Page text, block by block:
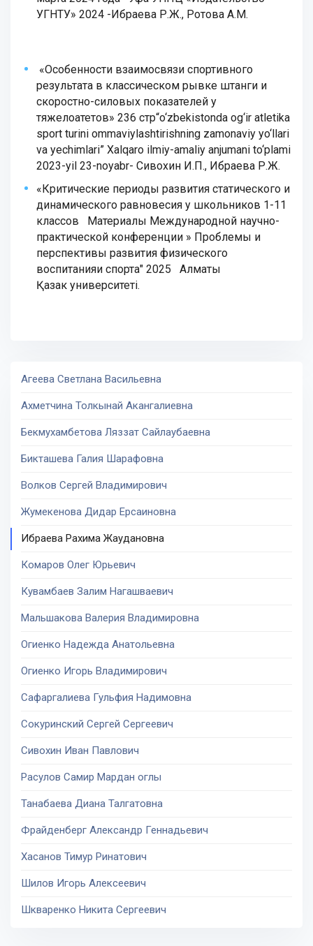
УГНТУ» 2024 -Ибраева Р.Ж., Ротова А.М.
«Особенности взаимосвязи спортивного
результата в классическом рывке штанги и
скоростно-силовых показателей у
тяжелоатетов» 236 стр“o‘zbekistonda og‘ir atletika
sport turini ommaviylashtirishning zamonaviy yo‘llari
va yechimlari” Xalqaro ilmiy-amaliy anjumani to‘plami
2023-yil 23-noyabr- Сивохин И.П., Ибраева Р.Ж.
«Критические периоды развития статического и
динамического равновесия у школьников 1-11
классов Материалы Международной научно-
практической конференции » Проблемы и
перспективы развития физического
воспитанияи спорта" 2025 Алматы
Қазак университеті.
Агеева Светлана Васильевна
Ахметчина Толкынай Акангалиевна
Бекмухамбетова Ляззат Сайлаубаевна
Бикташева Галия Шарафовна
Волков Сергей Владимирович
Жумекенова Дидар Ерсаиновна
Ибраева Рахима Жаудановна
Комаров Олег Юрьевич
Кувамбаев Залим Нагашваевич
Мальшакова Валерия Владимировна
Огиенко Надежда Анатольевна
Огиенко Игорь Владимирович
Сафаргалиева Гульфия Надимовна
Сокуринский Сергей Сергеевич
Сивохин Иван Павлович
Расулов Самир Мардан оглы
Танабаева Диана Талгатовна
Фрайденберг Александр Геннадьевич
Хасанов Тимур Ринатович
Шилов Игорь Алексеевич
Шкваренко Никита Сергеевич